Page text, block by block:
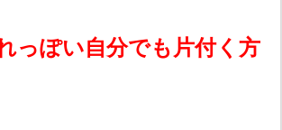
っぽい自分でも片付く方